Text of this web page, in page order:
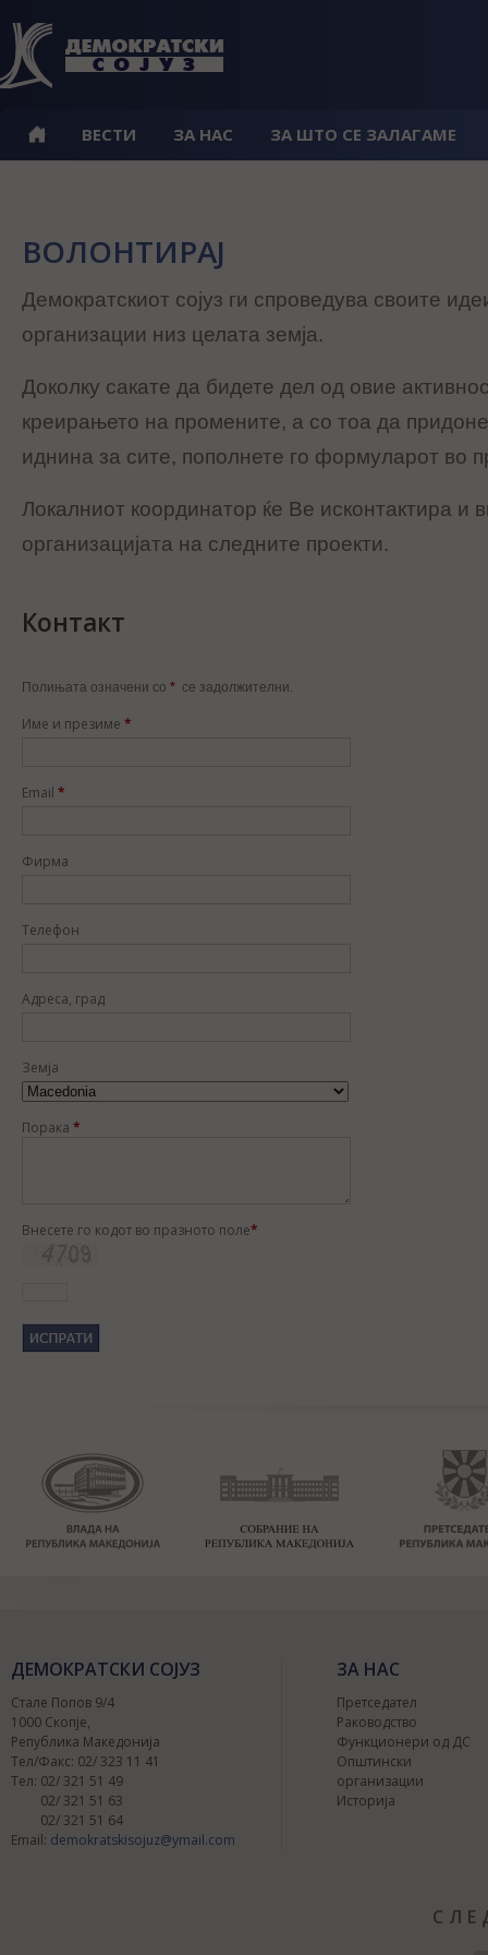
ВЕСТИ ЗА НАС ЗА ШТО СЕ ЗАЛАГАМЕ
ВОЛОНТИРАЈ
Демократскиот сојуз ги спроведува своите
организации низ целата земја.
Доколку сакате да бидете дел од овие
креирањето на промените, а со тоа да
иднина за сите, пополнете го формуларот во
Локалниот координатор ќе Ве исконтактира и
организацијата на следните проекти.
Контакт
Полињата означени со * се задолжителни.
Име и презиме *
Email *
Фирма
Телефон
Адреса, град
Земја
Порака *
Внесете го кодот во празното поле*
ДЕМОКРАТСКИ СОЈУЗ
Стале Попов 9/4
1000 Скопје,
Република Македонија
Тел/Факс: 02/ 323 11 41
Тел: 02/ 321 51 49
02/ 321 51 63
02/ 321 51 64
Email: demokratskisojuz@ymail.com
ЗА НАС
Претседател
Раководство
Функционери од ДС
Општински
организации
Историја